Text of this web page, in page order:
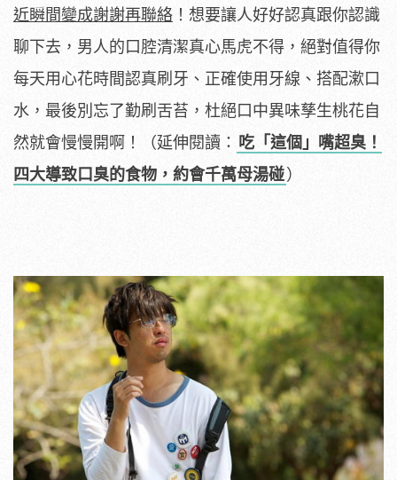
近瞬間變成謝謝再聯絡 ！想要讓人好好認真跟你認識
聊下去，男人的口腔清潔真心馬虎不得，絕對值得你
每天用心花時間認真刷牙、正確使用牙線、搭配漱口
水，最後別忘了勤刷舌苔，杜絕口中異味孳生桃花自
然就會慢慢開啊！（延伸閱讀： 吃「這個」嘴超臭！
四大導致口臭的食物，約會千萬母湯碰）